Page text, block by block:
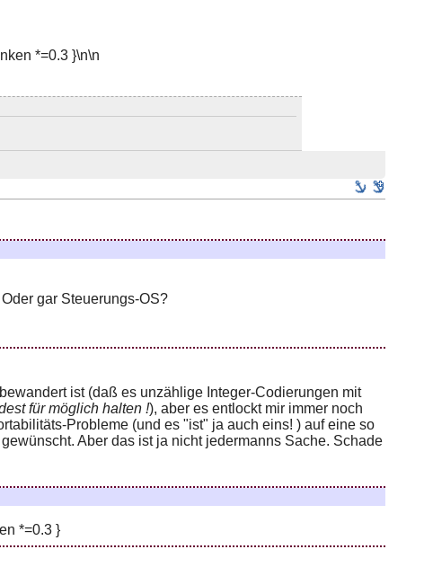
*=0.3 }\n\n
gar Steuerungs-OS?
ist (daß es unzählige Integer-Codierungen mit
für möglich halten !), aber es entlockt mir immer noch
Probleme (und es "ist" ja auch eins! ) auf eine so
Aber das ist ja nicht jedermanns Sache. Schade
*=0.3 }